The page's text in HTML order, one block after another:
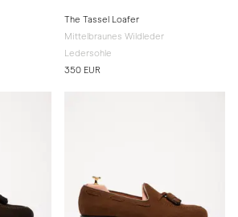
The Tassel Loafer
Mittelbraunes Wildleder
Ledersohle
350 EUR